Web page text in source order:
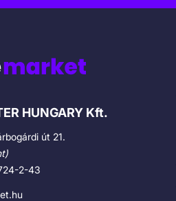
HUNGARY Kft.
út 21.
2-43